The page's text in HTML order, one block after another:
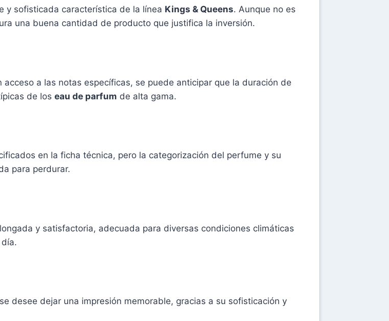
y sofisticada característica de la línea Kings & Queens. Aunque no es
una buena cantidad de producto que justifica la inversión.
acceso a las notas específicas, se puede anticipar que la duración de
de los eau de parfum de alta gama.
en la ficha técnica, pero la categorización del perfume y su
para perdurar.
y satisfactoria, adecuada para diversas condiciones climáticas
desee dejar una impresión memorable, gracias a su sofisticación y